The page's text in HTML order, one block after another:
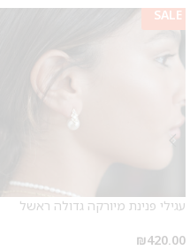
SALE
עגילי פנינת מיורקה גדולה ראשל
₪420.00